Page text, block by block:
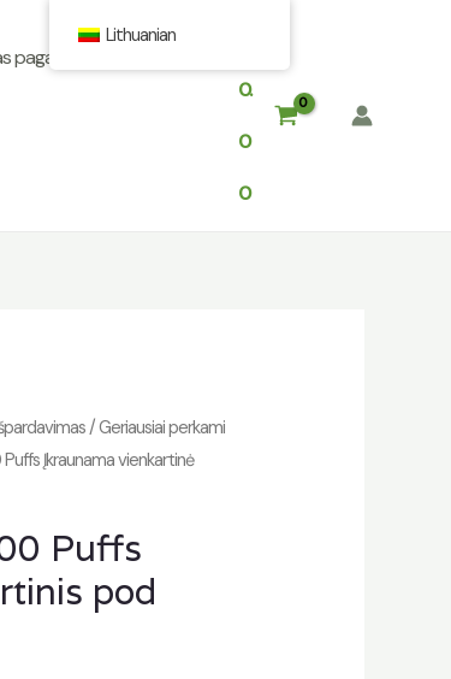
įkvėpimus
0.
0
0
/Geriausiai perkami
Įkraunama vienkartinė
Puffs
pod
Lithuanian